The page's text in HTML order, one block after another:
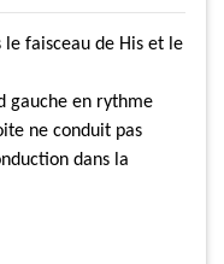
faisceau de His et le
gauche en rythme
ne conduit pas
dans la